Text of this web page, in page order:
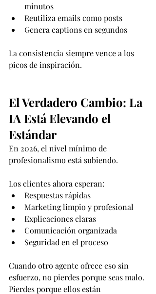
minutos
Reutiliza emails como posts
Genera captions en segundos
La consistencia siempre vence a los
picos de inspiración.
El Verdadero Cambio: La
IA Está Elevando el
Estándar
En 2026, el nivel mínimo de
profesionalismo está subiendo.
Los clientes ahora esperan:
Respuestas rápidas
Marketing limpio y profesional
Explicaciones claras
Comunicación organizada
Seguridad en el proceso
Cuando otro agente ofrece eso sin
esfuerzo, no pierdes porque seas malo.
Pierdes porque ellos están